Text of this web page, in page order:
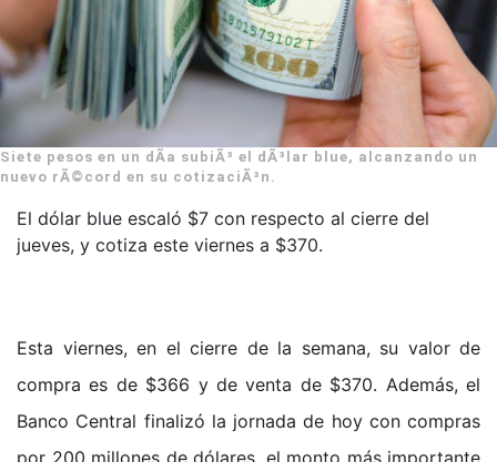
Siete pesos en un dÃ­a subiÃ³ el dÃ³lar blue, alcanzando un
nuevo rÃ©cord en su cotizaciÃ³n.
El dólar blue escaló $7 con respecto al cierre del
jueves, y cotiza este viernes a $370.
Esta viernes, en el cierre de la semana, su valor de
compra es de $366 y de venta de $370. Además, el
Banco Central finalizó la jornada de hoy con compras
por 200 millones de dólares, el monto más importante